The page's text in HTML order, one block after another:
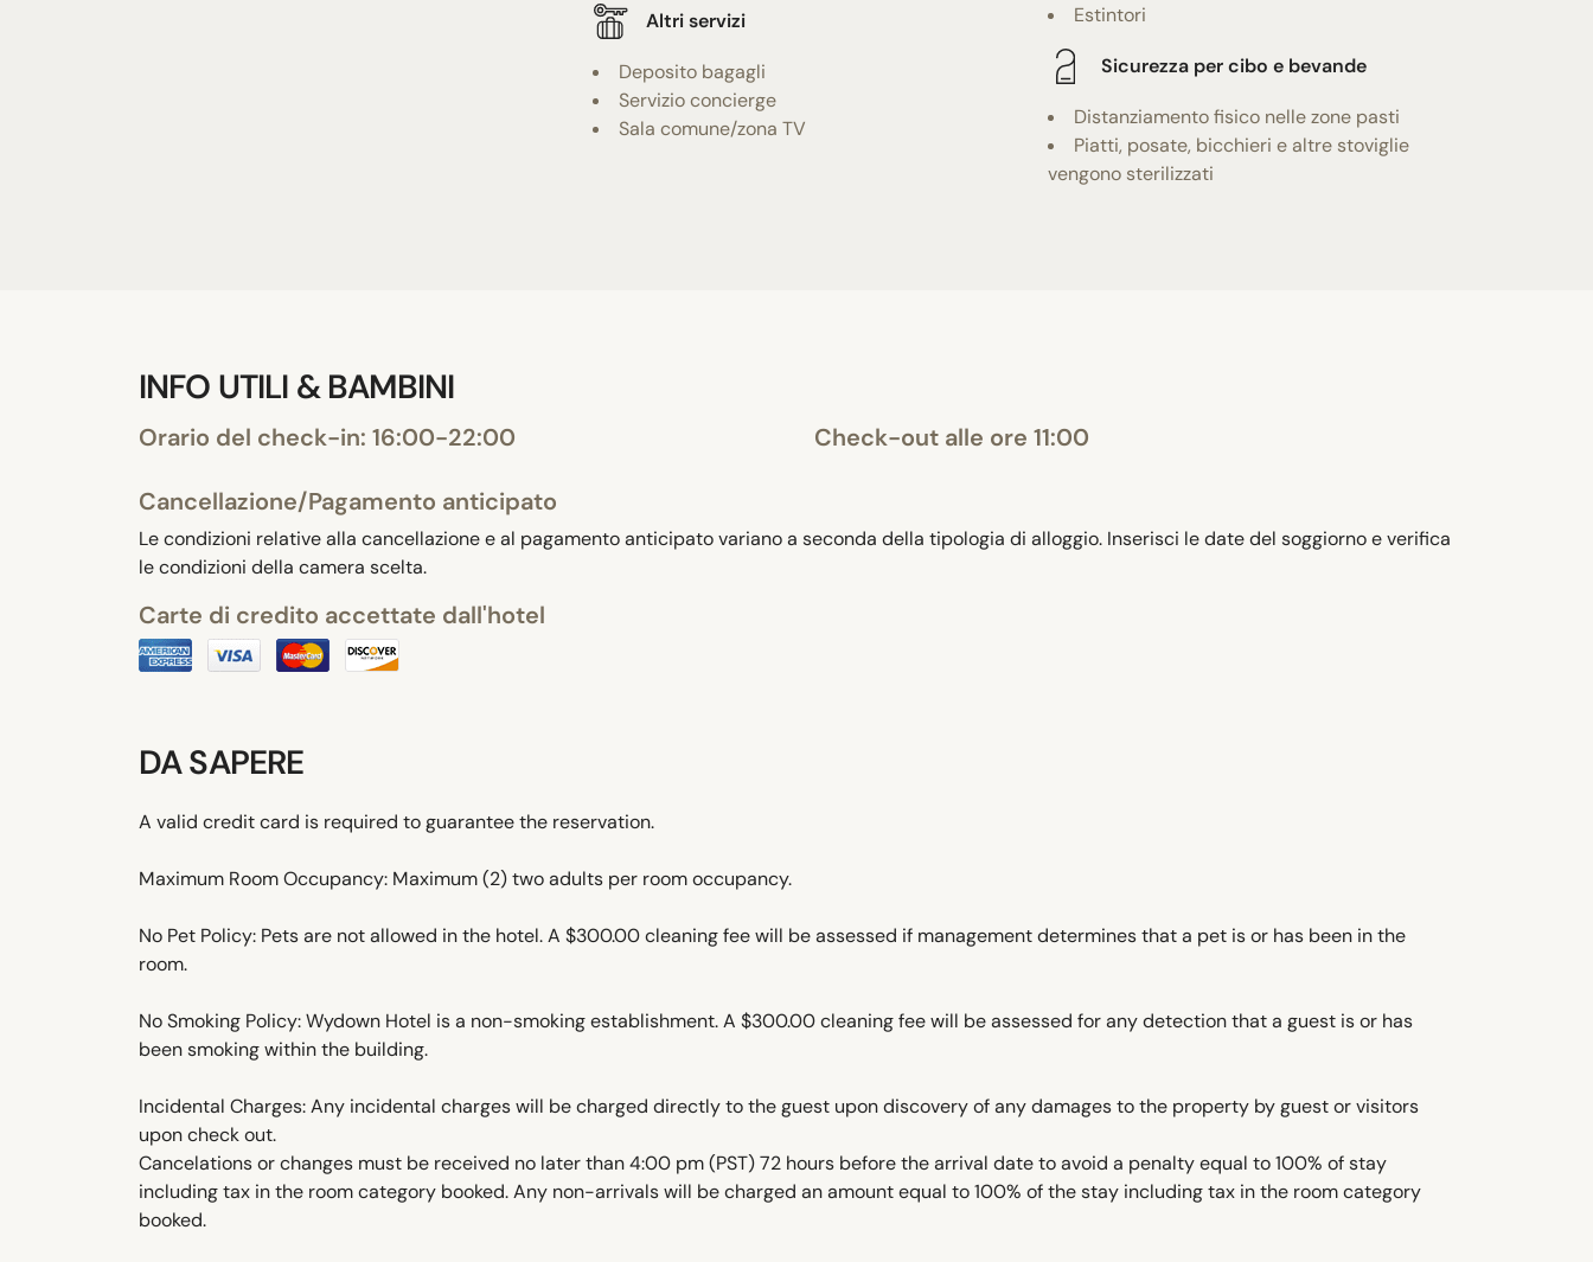
Altri servizi
Deposito bagagli
Servizio concierge
Sala comune/zona TV
Estintori
Sicurezza per cibo e bevande
Distanziamento fisico nelle zone pasti
Piatti, posate, bicchieri e altre stoviglie
vengono sterilizzati
INFO UTILI & BAMBINI
Orario del check-in: 16:00-22:00 Check-out alle ore 11:00
Cancellazione/Pagamento anticipato
Le condizioni relative alla cancellazione e al pagamento anticipato variano a seconda della tipologia di alloggio. Inserisci le date del soggiorno e verifica
le condizioni della camera scelta.
Carte di credito accettate dall'hotel
DA SAPERE
A valid credit card is required to guarantee the reservation.
Maximum Room Occupancy: Maximum (2) two adults per room occupancy.
No Pet Policy: Pets are not allowed in the hotel. A $300.00 cleaning fee will be assessed if management determines that a pet is or has been in the
room.
No Smoking Policy: Wydown Hotel is a non-smoking establishment. A $300.00 cleaning fee will be assessed for any detection that a guest is or has
been smoking within the building.
Incidental Charges: Any incidental charges will be charged directly to the guest upon discovery of any damages to the property by guest or visitors
upon check out.
Cancelations or changes must be received no later than 4:00 pm (PST) 72 hours before the arrival date to avoid a penalty equal to 100% of stay
including tax in the room category booked. Any non-arrivals will be charged an amount equal to 100% of the stay including tax in the room category
booked.